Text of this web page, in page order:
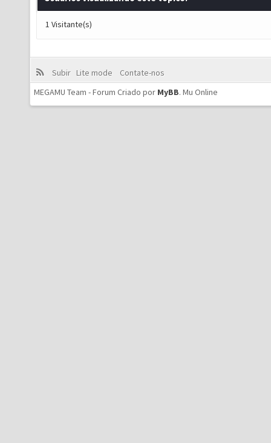
1 Visitante(s)
Subir Lite mode
Contate-nos
MEGAMU Team - Forum Criado por MyBB. Mu Online